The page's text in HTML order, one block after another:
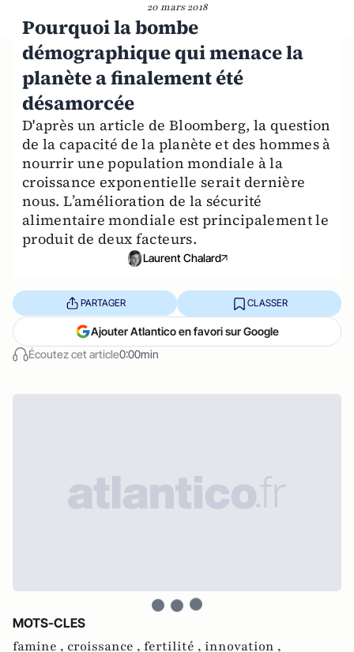
20 mars 2018
Pourquoi la bombe
démographique qui menace la
planète a finalement été
désamorcée
D'après un article de Bloomberg, la question
de la capacité de la planète et des hommes à
nourrir une population mondiale à la
croissance exponentielle serait dernière
nous. L’amélioration de la sécurité
alimentaire mondiale est principalement le
produit de deux facteurs.
Laurent Chalard
Écoutez cet article0:00min
PARTAGER CLASSER
Ajouter Atlantico en favori sur Google
MOTS-CLES
famine , croissance , fertilité , innovation ,